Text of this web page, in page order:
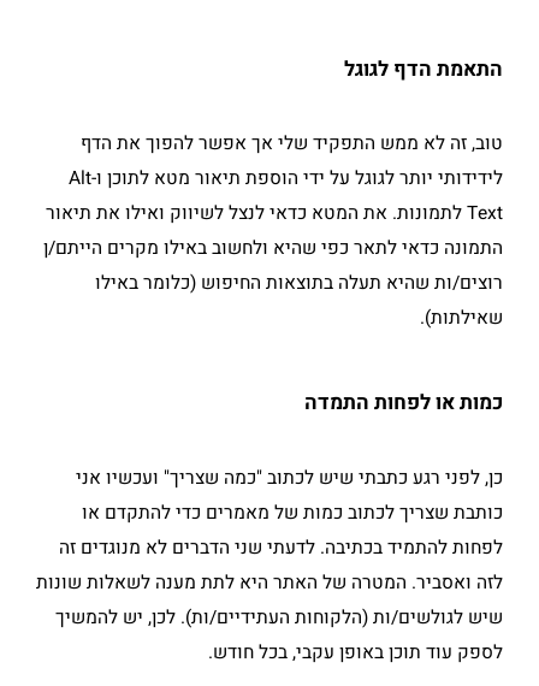
התאמת הדף לגוגל
טוב, זה לא ממש התפקיד שלי אך אפשר להפוך את הדף
לידידותי יותר לגוגל על ידי הוספת תיאור מטא לתוכן ו-Alt
Text לתמונות. את המטא כדאי לנצל לשיווק ואילו את תיאור
התמונה כדאי לתאר כפי שהיא ולחשוב באילו מקרים הייתם/ן
רוצים/ות שהיא תעלה בתוצאות החיפוש (כלומר באילו
שאילתות).
כמות או לפחות התמדה
כן, לפני רגע כתבתי שיש לכתוב "כמה שצריך" ועכשיו אני
כותבת שצריך לכתוב כמות של מאמרים כדי להתקדם או
לפחות להתמיד בכתיבה. לדעתי שני הדברים לא מנוגדים זה
לזה ואסביר. המטרה של האתר היא לתת מענה לשאלות שונות
שיש לגולשים/ות (הלקוחות העתידיים/ות). לכן, יש להמשיך
לספק עוד תוכן באופן עקבי, בכל חודש.